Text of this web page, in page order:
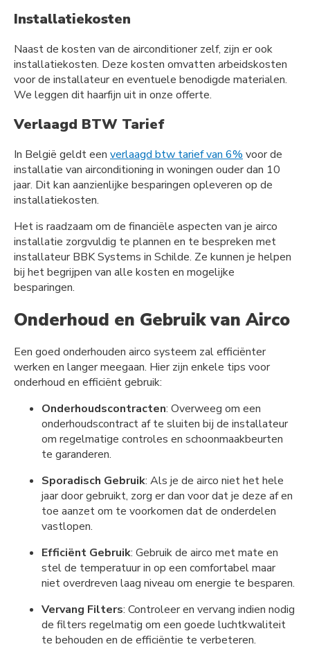
Installatiekosten
Naast de kosten van de airconditioner zelf, zijn er ook
installatiekosten. Deze kosten omvatten arbeidskosten
voor de installateur en eventuele benodigde materialen.
We leggen dit haarfijn uit in onze offerte.
Verlaagd BTW Tarief
In België geldt een verlaagd btw tarief van 6% voor de
installatie van airconditioning in woningen ouder dan 10
jaar. Dit kan aanzienlijke besparingen opleveren op de
installatiekosten.
Het is raadzaam om de financiële aspecten van je airco
installatie zorgvuldig te plannen en te bespreken met
installateur BBK Systems in Schilde. Ze kunnen je helpen
bij het begrijpen van alle kosten en mogelijke
besparingen.
Onderhoud en Gebruik van Airco
Een goed onderhouden airco systeem zal efficiënter
werken en langer meegaan. Hier zijn enkele tips voor
onderhoud en efficiënt gebruik:
Onderhoudscontracten: Overweeg om een
onderhoudscontract af te sluiten bij de installateur
om regelmatige controles en schoonmaakbeurten
te garanderen.
Sporadisch Gebruik: Als je de airco niet het hele
jaar door gebruikt, zorg er dan voor dat je deze af en
toe aanzet om te voorkomen dat de onderdelen
vastlopen.
Efficiënt Gebruik: Gebruik de airco met mate en
stel de temperatuur in op een comfortabel maar
niet overdreven laag niveau om energie te besparen.
Vervang Filters: Controleer en vervang indien nodig
de filters regelmatig om een goede luchtkwaliteit
te behouden en de efficiëntie te verbeteren.